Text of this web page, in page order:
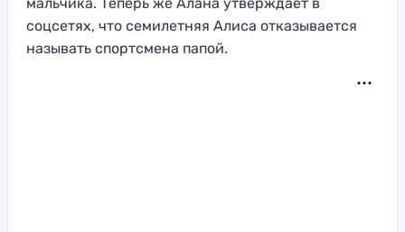
мальчика. Теперь же Алана утверждает в
соцсетях, что семилетняя Алиса отказывается
называть спортсмена папой.